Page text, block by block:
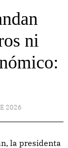
ni
2026